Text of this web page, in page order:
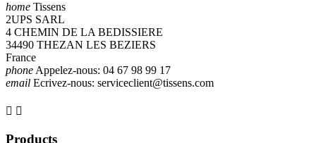
home Tissens
2UPS SARL
4 CHEMIN DE LA BEDISSIERE
34490 THEZAN LES BEZIERS
France
phone Appelez-nous: 04 67 98 99 17
email Ecrivez-nous: serviceclient@tissens.com
 
Products